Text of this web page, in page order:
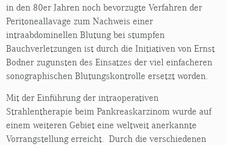
in den 80er Jahren noch bevorzugte Verfahren der
Peritoneallavage zum Nachweis einer
intraabdominellen Blutung bei stumpfen
Bauchverletzungen ist durch die Initiativen von Ernst
Bodner zugunsten des Einsatzes der viel einfacheren
sonographischen Blutungskontrolle ersetzt worden.
Mit der Einführung der intraoperativen
Strahlentherapie beim Pankreaskarzinom wurde auf
einem weiteren Gebiet eine weltweit anerkannte
Vorrangstellung erreicht. Durch die verschiedenen